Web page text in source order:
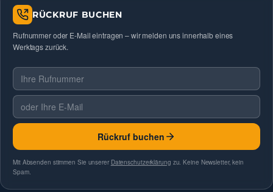
RÜCKRUF BUCHEN
Rufnummer oder E-Mail eintragen – wir melden uns innerhalb eines
Werktags zurück.
Telefonnummer
E-Mail
Rückruf buchen
Mit Absenden stimmen Sie unserer Datenschutzerklärung zu. Keine Newsletter, kein
Spam.